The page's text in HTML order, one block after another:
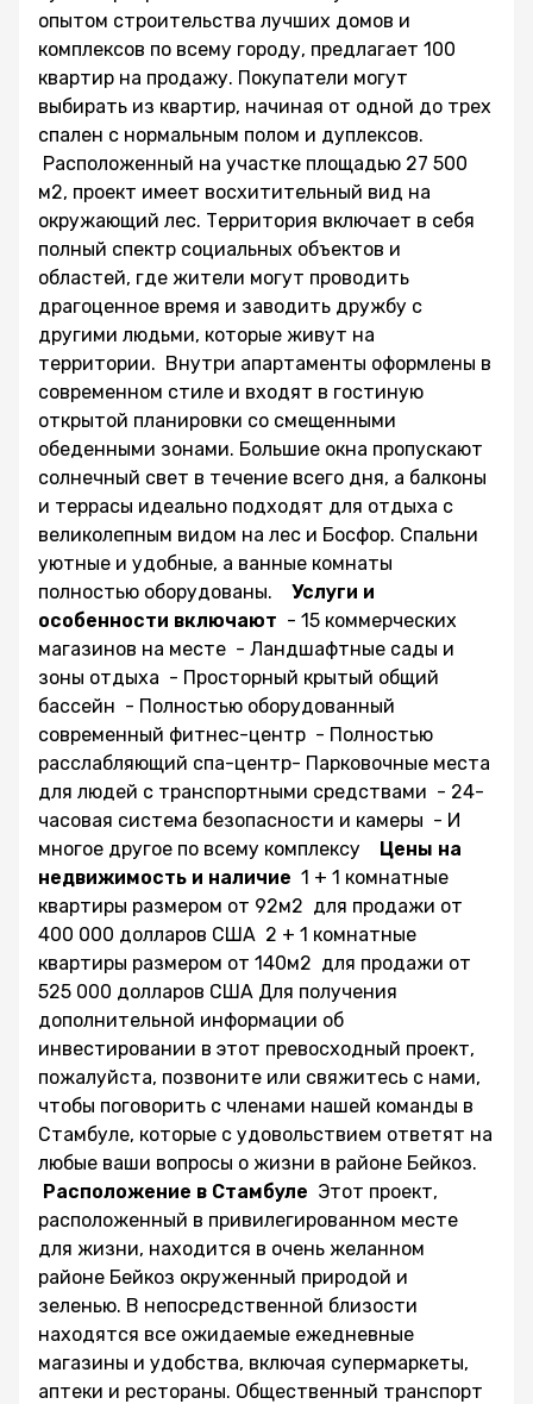
опытом строительства лучших домов и
комплексов по всему городу, предлагает 100
квартир на продажу. Покупатели могут
выбирать из квартир, начиная от одной до трех
спален с нормальным полом и дуплексов.
Расположенный на участке площадью 27 500
м2, проект имеет восхитительный вид на
окружающий лес. Территория включает в себя
полный спектр социальных объектов и
областей, где жители могут проводить
драгоценное время и заводить дружбу с
другими людьми, которые живут на
территории. Внутри апартаменты оформлены в
современном стиле и входят в гостиную
открытой планировки со смещенными
обеденными зонами. Большие окна пропускают
солнечный свет в течение всего дня, а балконы
и террасы идеально подходят для отдыха с
великолепным видом на лес и Босфор. Спальни
уютные и удобные, а ванные комнаты
полностью оборудованы. Услуги и
особенности включают - 15 коммерческих
магазинов на месте - Ландшафтные сады и
зоны отдыха - Просторный крытый общий
бассейн - Полностью оборудованный
современный фитнес-центр - Полностью
расслабляющий спа-центр- Парковочные места
для людей с транспортными средствами - 24-
часовая система безопасности и камеры - И
многое другое по всему комплексу Цены на
недвижимость и наличие 1 + 1 комнатные
квартиры размером от 92м2 для продажи от
400 000 долларов США 2 + 1 комнатные
квартиры размером от 140м2 для продажи от
525 000 долларов США Для получения
дополнительной информации об
инвестировании в этот превосходный проект,
пожалуйста, позвоните или свяжитесь с нами,
чтобы поговорить с членами нашей команды в
Стамбуле, которые с удовольствием ответят на
любые ваши вопросы о жизни в районе Бейкоз.
Расположение в Стамбуле Этот проект,
расположенный в привилегированном месте
для жизни, находится в очень желанном
районе Бейкоз окруженный природой и
зеленью. В непосредственной близости
находятся все ожидаемые ежедневные
магазины и удобства, включая супермаркеты,
аптеки и рестораны. Общественный транспорт